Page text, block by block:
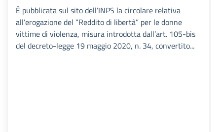
È pubblicata sul sito dell’INPS la circolare relativa
all’erogazione del “Reddito di libertà” per le donne
vittime di violenza, misura introdotta dall’art. 105-bis
del decreto-legge 19 maggio 2020, n. 34, convertito...